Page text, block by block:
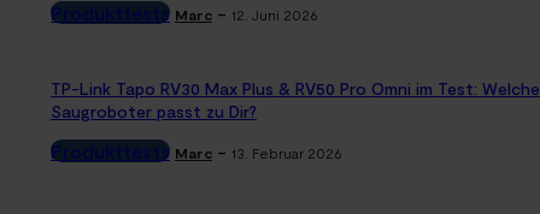
Produkttests Marc - 12. Juni 2026
TP-Link Tapo RV30 Max Plus & RV50 Pro Omni im Test:
Saugroboter passt zu Dir?
Produkttests Marc - 13. Februar 2026